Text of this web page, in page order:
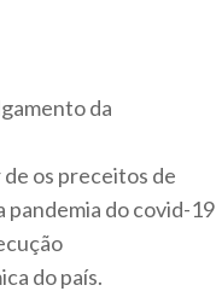
da
os preceitos de
pandemia do covid-19
do país.